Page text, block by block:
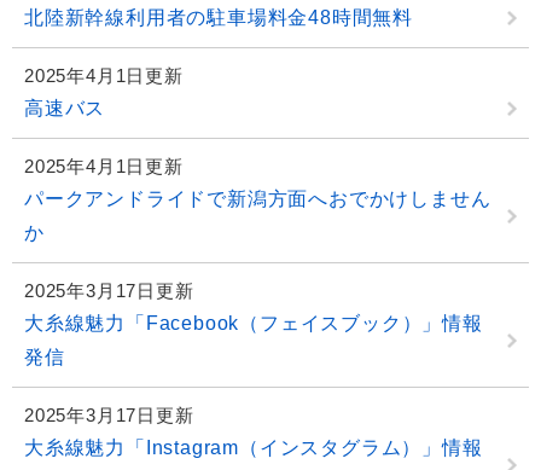
北陸新幹線利用者の駐車場料金48時間無料
2025年4月1日更新
高速バス
2025年4月1日更新
パークアンドライドで新潟方面へおでかけしません
か
2025年3月17日更新
大糸線魅力「Facebook（フェイスブック）」情報
発信
2025年3月17日更新
大糸線魅力「Instagram（インスタグラム）」情報